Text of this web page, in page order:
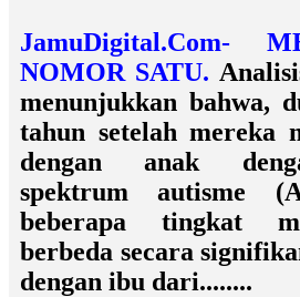
JamuDigital.Com-
NOMOR SATU.
menunjukkan bahwa,
tahun setelah mereka
dengan anak
spektrum autisme
beberapa tingkat
berbeda secara
dengan ibu dari........